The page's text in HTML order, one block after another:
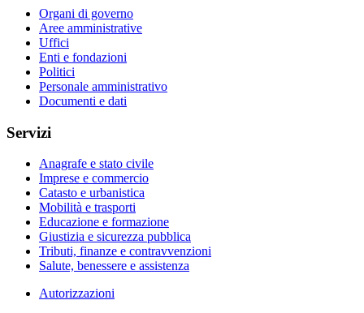
Organi di governo
Aree amministrative
Uffici
Enti e fondazioni
Politici
Personale amministrativo
Documenti e dati
Servizi
Anagrafe e stato civile
Imprese e commercio
Catasto e urbanistica
Mobilità e trasporti
Educazione e formazione
Giustizia e sicurezza pubblica
Tributi, finanze e contravvenzioni
Salute, benessere e assistenza
Autorizzazioni